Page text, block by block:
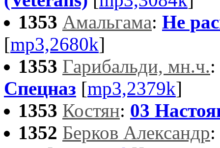
1353 Амальгама: Не
[mp3,2680k]
1353 Гарибальди, мн.ч.:
Спецназ [mp3,2379k]
1353 Костян: 03
1352 Берков Александр: